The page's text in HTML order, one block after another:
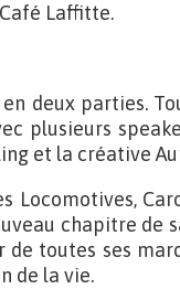
Laffitte.
deux parties.
plusieurs
et la créative
Locomotives,
chapitre de
de toutes ses
de la vie.